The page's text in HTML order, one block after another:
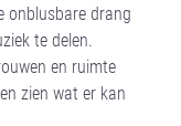
onblusbare drang
te delen.
en ruimte
zien wat er kan